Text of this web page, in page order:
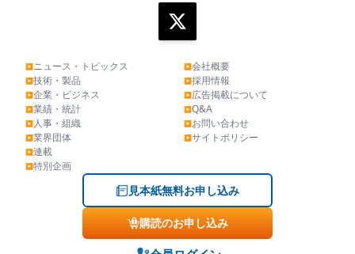
▶ニュース・トピックス
▶技術・製品
▶企業・ビジネス
▶業績・統計
▶人事・組織
▶業界団体
▶連載
▶特別企画
▶会社概要
▶採用情報
▶広告掲載について
▶Q&A
▶お問い合わせ
▶サイトポリシー
見本紙無料お申し込み
購読のお申し込み